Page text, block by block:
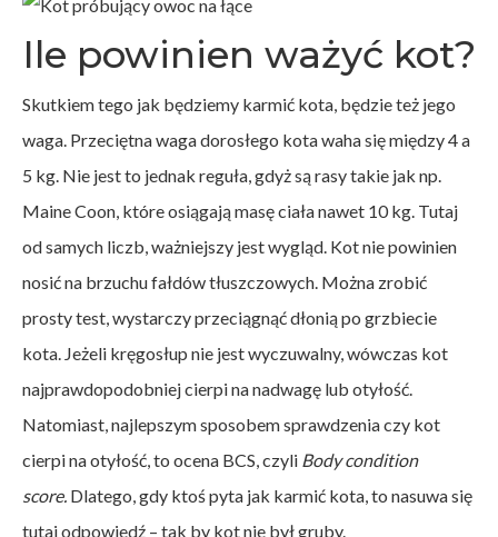
Ile powinien ważyć kot?
Skutkiem tego jak będziemy karmić kota, będzie też jego
waga. Przeciętna waga dorosłego kota waha się między 4 a
5 kg. Nie jest to jednak reguła, gdyż są rasy takie jak np.
Maine Coon, które osiągają masę ciała nawet 10 kg. Tutaj
od samych liczb, ważniejszy jest wygląd. Kot nie powinien
nosić na brzuchu fałdów tłuszczowych. Można zrobić
prosty test, wystarczy przeciągnąć dłonią po grzbiecie
kota. Jeżeli kręgosłup nie jest wyczuwalny, wówczas kot
najprawdopodobniej cierpi na nadwagę lub otyłość.
Natomiast, najlepszym sposobem sprawdzenia czy kot
cierpi na otyłość, to ocena BCS, czyli Body condition
score. Dlatego, gdy ktoś pyta jak karmić kota, to nasuwa się
tutaj odpowiedź – tak by kot nie był gruby.